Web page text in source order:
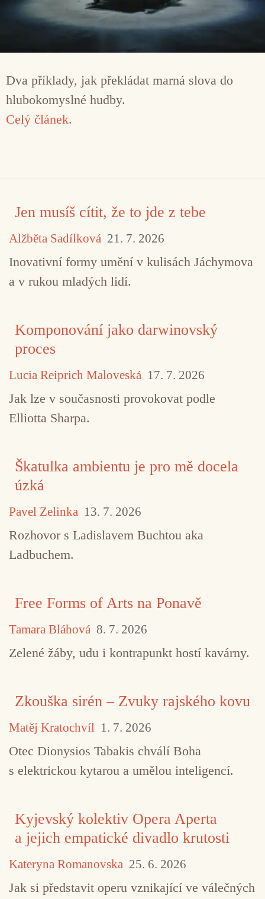
Dva příklady, jak překládat marná slova do
hlubokomyslné hudby.
Celý článek.
Jen musíš cítit, že to jde z tebe
Alžběta Sadílková 21. 7. 2026
Inovativní formy umění v kulisách Jáchymova
a v rukou mladých lidí.
Komponování jako darwinovský
proces
Lucia Reiprich Maloveská 17. 7. 2026
Jak lze v současnosti provokovat podle
Elliotta Sharpa.
Škatulka ambientu je pro mě docela
úzká
Pavel Zelinka 13. 7. 2026
Rozhovor s Ladislavem Buchtou aka
Ladbuchem.
Free Forms of Arts na Ponavě
Tamara Bláhová 8. 7. 2026
Zelené žáby, udu i kontrapunkt hostí kavárny.
Zkouška sirén – Zvuky rajského kovu
Matěj Kratochvíl 1. 7. 2026
Otec Dionysios Tabakis chválí Boha
s elektrickou kytarou a umělou inteligencí.
Kyjevský kolektiv Opera Aperta
a jejich empatické divadlo krutosti
Kateryna Romanovska 25. 6. 2026
Jak si představit operu vznikající ve válečných